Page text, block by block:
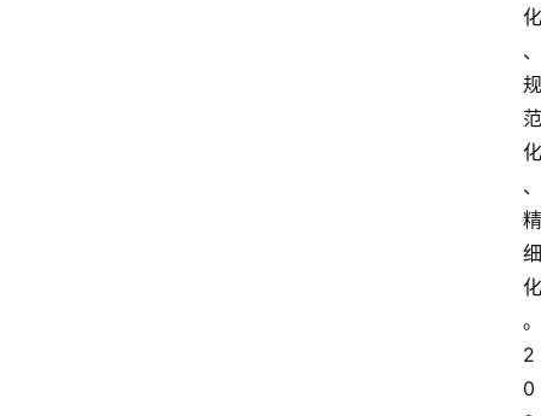
化
、
规
范
化
、
精
细
化
。
2
0